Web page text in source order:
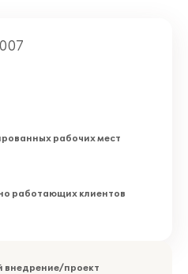
рабочих мест
работающих клиентов
внедрение/проект